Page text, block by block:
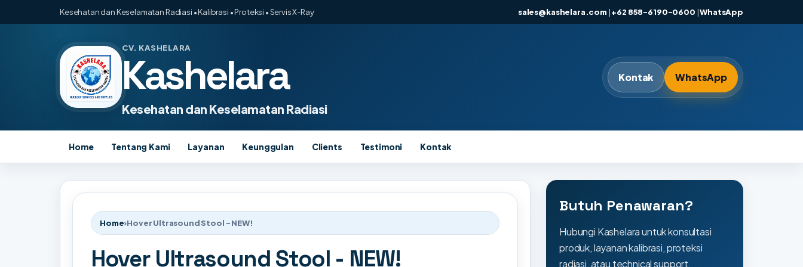
Kesehatan dan Keselamatan Radiasi • Kalibrasi • Proteksi • Servis X-Ray sales@kashelara.com |+62 858-6190-0600 |WhatsApp
CV. KASHELARA
Kashelara
Kesehatan dan Keselamatan Radiasi
Kontak WhatsApp
Home Tentang Kami Layanan Keunggulan Clients Testimoni Kontak
Home›Hover Ultrasound Stool - NEW!
Hover Ultrasound Stool - NEW!
Butuh Penawaran?
Hubungi Kashelara untuk konsultasi
produk, layanan kalibrasi, proteksi
radiasi, atau technical support.